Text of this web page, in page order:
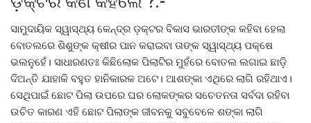
ସାମୁଦାୟିକ ସ୍ୱାସ୍ଥ୍ୟ କେନ୍ଦ୍ର ଡ଼କ୍ଟର ବିକାସ ଭାରତୀଙ୍କ କହିବା ହେଲା
ବୋତଲରେ ଶିଶୁଙ୍କ କ୍ଷୀର ପାନ କରାଇବା ତାଙ୍କ ସ୍ୱାସ୍ଥ୍ୟ ପକ୍ଷେ
ଭଲନୁହେଁ। ସାଧାରଣତଃ କିଛିଲୋକ ପିଲାଟିର ମୁହଁରେ ବୋତଲ ଲଗାଇ ଛାଡ଼ି
ଦିଅନ୍ତି ଯାହାକି ବହୁତ ହାନିକାରକ ଅଟେ। ଆଶଙ୍କା ଏଥିରେ ଲାଗି ରହିଥାଏ।
ସେଥିପାଇଁ ଛୋଟ ପିଲା ଉପରେ ଘର ଲୋକଙ୍କର ସଚେତନତା ସର୍ବଦା ରହିବା
ଉଚିତ କାରଣ ଏହି ଛୋଟ ପିଲାଙ୍କ ଜୀବନକୁ ସବୁବେଳେ ଶଙ୍କା ଲାଗି